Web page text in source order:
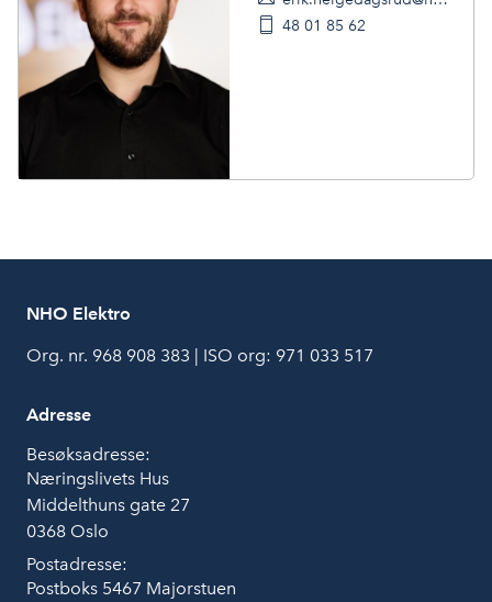
48 01 85 62
NHO Elektro
Org. nr. 968 908 383 | ISO org: 971 033 517
Adresse
Besøksadresse:
Næringslivets Hus
Middelthuns gate 27
0368 Oslo
Postadresse:
Postboks 5467 Majorstuen